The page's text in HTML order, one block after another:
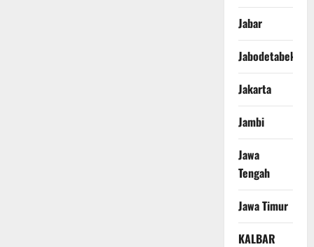
Jabar
Jabodetabek
Jakarta
Jambi
Jawa
Tengah
Jawa Timur
KALBAR